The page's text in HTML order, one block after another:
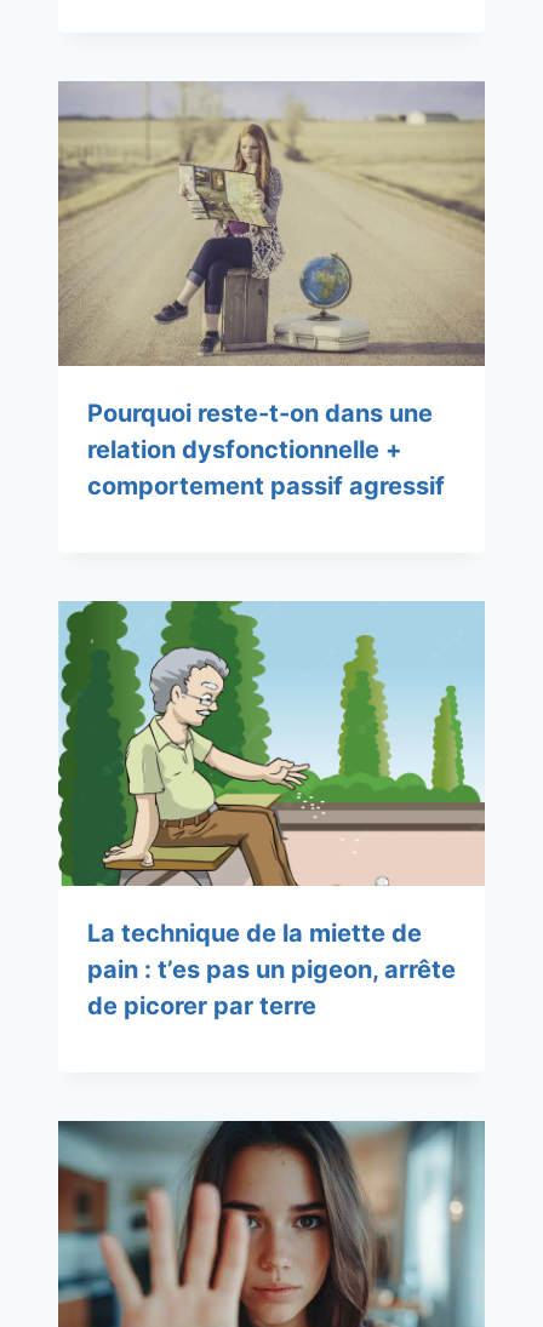
Pourquoi reste-t-on dans une
relation dysfonctionnelle +
comportement passif agressif
La technique de la miette de
pain : t’es pas un pigeon, arrête
de picorer par terre